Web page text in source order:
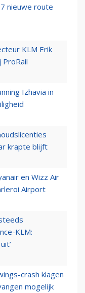
nieuwe route
KLM Erik
ProRail
Izhavia in
krapte blijft
en Wizz Air
Airport
KLM:
crash klagen
mogelijk